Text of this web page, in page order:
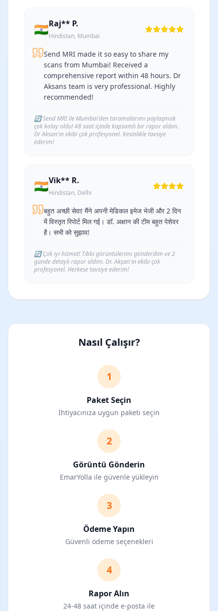
🇮🇳Raj** P.
Hindistan, Mumbai
Send MRI made it so easy to share my
scans from Mumbai! Received a
comprehensive report within 48 hours. Dr
Aksans team is very professional. Highly
recommended!
🔄Send MRI ile Mumbai'den taramalarımı paylaşmak
çok kolay oldu! 48 saat içinde kapsamlı bir rapor aldım.
Dr Aksan'ın ekibi çok profesyonel. Kesinlikle tavsiye
ederim!
🇮🇳Vik** R.
Hindistan, Delhi
बहुत अच्छी सेवा! मैंने अपनी मेडिकल इमेज भेजी और 2 दिन
में विस्तृत रिपोर्ट मिल गई। डॉ. अक्षान की टीम बहुत पेशेवर
है। सभी को सुझाव!
🔄Çok iyi hizmet! Tıbbi görüntülerimi gönderdim ve 2
günde detaylı rapor aldım. Dr. Akşan'ın ekibi çok
profesyonel. Herkese tavsiye ederim!
Nasıl Çalışır?
1
Paket Seçin
İhtiyacınıza uygun paketi seçin
2
Görüntü Gönderin
EmarYolla ile güvenle yükleyin
3
Ödeme Yapın
Güvenli ödeme seçenekleri
4
Rapor Alın
24-48 saat içinde e-posta ile